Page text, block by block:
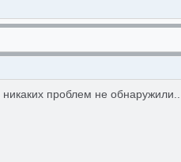
проблем не обнаружили....